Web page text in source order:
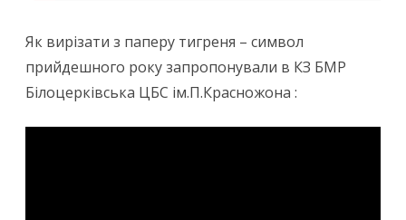
Як вирізати з паперу тигреня – символ
прийдешного року запропонували в КЗ БМР
Білоцерківська ЦБС ім.П.Красножона :